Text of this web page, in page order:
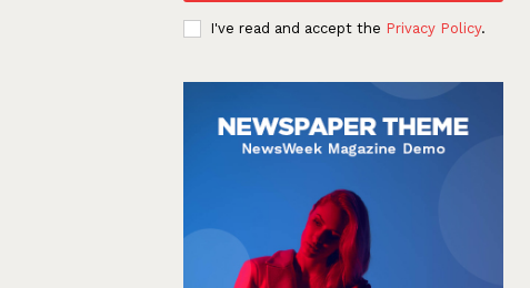
I've read and accept the Privacy Policy.